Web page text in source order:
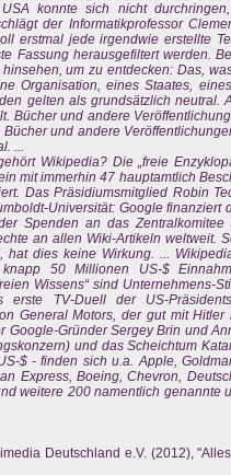
konnte sich nicht
der Informatikprofessor
erstmal jede irgendwie erstellte
Fassung herausgefiltert werden.
um zu entdecken: Das,
Organisation, eines Staates,
gelten als grundsätzlich neutral.
Bücher und andere
und andere
...
Wikipedia? Die „freie
mit immerhin 47 hauptamtlich
Das Präsidiumsmitglied Robin
Universität: Google finanziert
Spenden an das
an allen Wiki-Artikeln weltweit.
hat dies keine Wirkung. ...
50 Millionen US-$
Wissens“ sind Unternehmens-
TV-Duell der US-
General Motors, der gut mit Hitler
Google-Gründer Sergey Brin und
und das Scheichtum
$ - finden sich u.a. Apple,
Express, Boeing, Chevron,
weitere 200 namentlich genannte
Deutschland e.V. (2012),